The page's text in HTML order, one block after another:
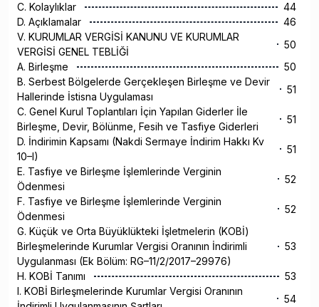
C. Kolaylıklar
44
D. Açıklamalar
46
V. KURUMLAR VERGİSİ KANUNU VE KURUMLAR
VERGİSİ GENEL TEBLİĞİ
50
A. Birleşme
50
B. Serbest Bölgelerde Gerçekleşen Birleşme ve Devir
Hallerinde İstisna Uygulaması
51
C. Genel Kurul Toplantıları İçin Yapılan Giderler İle
Birleşme, Devir, Bölünme, Fesih ve Tasfiye Giderleri
51
D. İndirimin Kapsamı (Nakdi Sermaye İndirim Hakkı Kv
10–I)
51
E. Tasfiye ve Birleşme İşlemlerinde Verginin
Ödenmesi
52
F. Tasfiye ve Birleşme İşlemlerinde Verginin
Ödenmesi
52
G. Küçük ve Orta Büyüklükteki İşletmelerin (KOBİ)
Birleşmelerinde Kurumlar Vergisi Oranının İndirimli
Uygulanması (Ek Bölüm: RG–11/2/2017–29976)
53
H. KOBİ Tanımı
53
I. KOBİ Birleşmelerinde Kurumlar Vergisi Oranının
54